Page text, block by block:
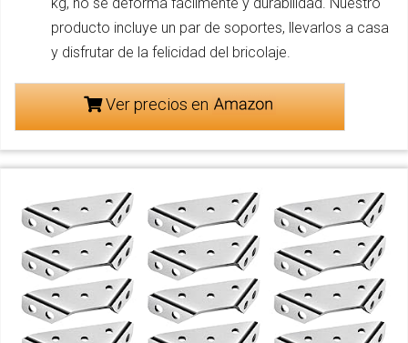
producto incluye un par de soportes, llevarlos a casa
y disfrutar de la felicidad del bricolaje.
Ver precios en